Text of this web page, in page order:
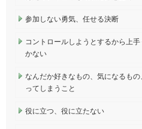
参加しない勇気、任せる決断
コントロールしようとするから上手
かない
なんだか好きなもの、気になるもの
ってしまうこと
役に立つ、役に立たない